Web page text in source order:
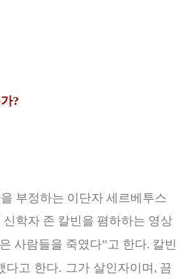
?
부정하는 이단자 세르베투스
학자 존 칼빈을 폄하하는 영상
사람들을 죽였다”고 한다. 칼빈
다고 한다. 그가 살인자이며 , 끔